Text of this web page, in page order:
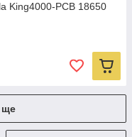
King4000-PCB 18650
ще